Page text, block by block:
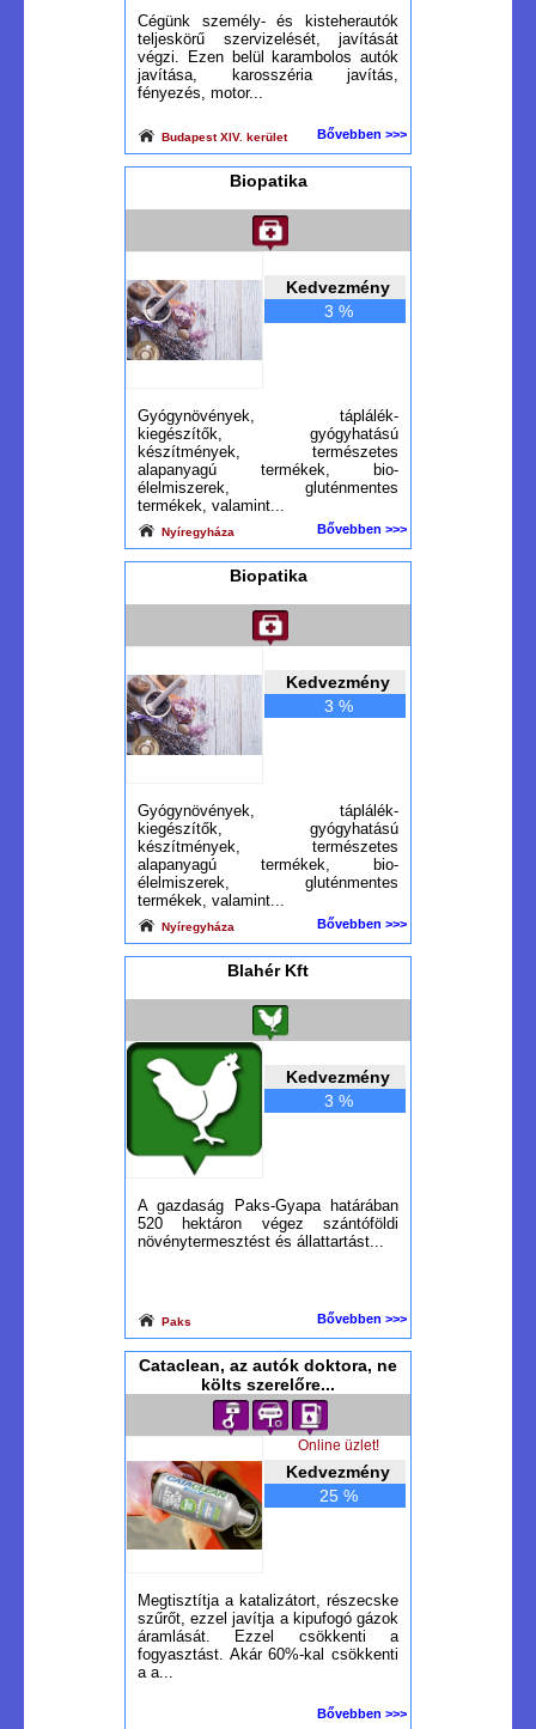
Cégünk személy- és kisteherautók
teljeskörű szervizelését, javítását
végzi. Ezen belül karambolos autók
javítása, karosszéria javítás,
fényezés, motor...
Budapest XIV. kerület Bővebben >>>
Biopatika
Kedvezmény
3 %
Gyógynövények, táplálék-
kiegészítők, gyógyhatású
készítmények, természetes
alapanyagú termékek, bio-
élelmiszerek, gluténmentes
termékek, valamint...
Nyíregyháza Bővebben >>>
Biopatika
Kedvezmény
3 %
Gyógynövények, táplálék-
kiegészítők, gyógyhatású
készítmények, természetes
alapanyagú termékek, bio-
élelmiszerek, gluténmentes
termékek, valamint...
Nyíregyháza Bővebben >>>
Blahér Kft
Kedvezmény
3 %
A gazdaság Paks-Gyapa határában
520 hektáron végez szántóföldi
növénytermesztést és állattartást...
Paks Bővebben >>>
Cataclean, az autók doktora, ne
költs szerelőre...
Kedvezmény
25 %
Online üzlet!
Megtisztítja a katalizátort, részecske
szűrőt, ezzel javítja a kipufogó gázok
áramlását. Ezzel csökkenti a
fogyasztást. Akár 60%-kal csökkenti
a a...
Bővebben >>>